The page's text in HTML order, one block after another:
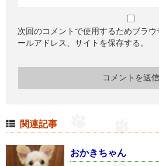
次回のコメントで使用するためブラ
ールアドレス、サイトを保存する。
関連記事
おかきちゃん